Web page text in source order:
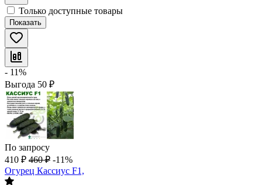
Только доступные товары
Показать
- 11%
Выгода 50 ₽
По запросу
410 ₽ 460 ₽ -11%
Огурец Кассиус F1,